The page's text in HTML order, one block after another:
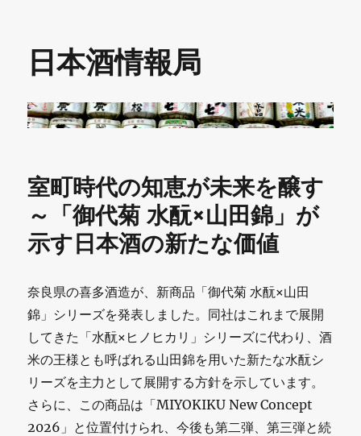
日本酒情報局
室町時代の知恵が未来を醸す
～「御代菊 水酛×山田錦」が
示す日本酒の新たな価値
奈良県の喜多酒造が、新商品「御代菊 水酛×山田
錦」シリーズを発表しました。同社はこれまで展開
してきた「水酛×ヒノヒカリ」シリーズに代わり、酒
米の王様とも呼ばれる山田錦を用いた新たな水酛シ
リーズを主力として展開する方針を示しています。
さらに、この商品は「MIYOKIKU New Concept
2026」と位置付けられ、今後も第二弾、第三弾と続